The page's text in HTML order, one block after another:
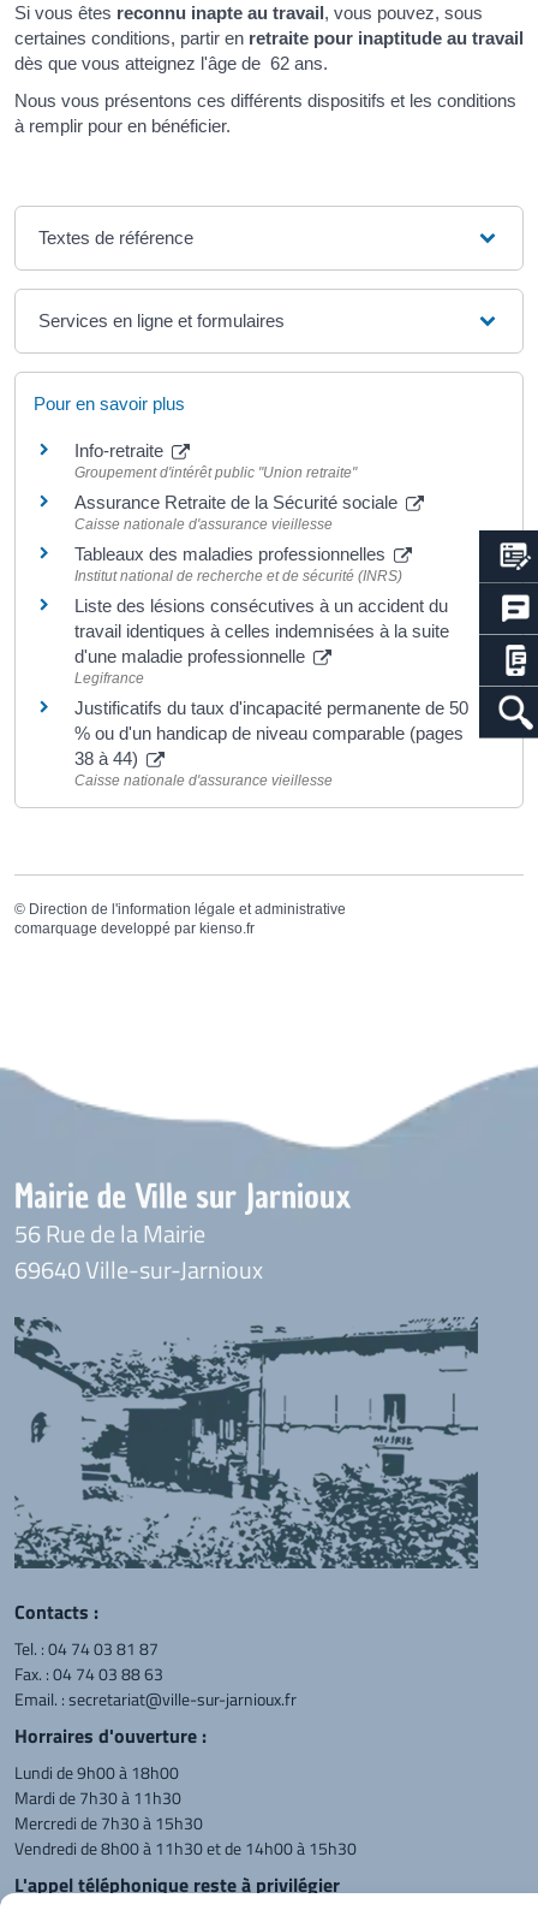
Si vous êtes reconnu inapte au travail, vous pouvez, sous
certaines conditions, partir en retraite pour inaptitude au travail
dès que vous atteignez l'âge de 62 ans.
Nous vous présentons ces différents dispositifs et les conditions
à remplir pour en bénéficier.
Textes de référence
Services en ligne et formulaires
Pour en savoir plus
Info-retraite
Groupement d'intérêt public "Union retraite"
Assurance Retraite de la Sécurité sociale
Caisse nationale d'assurance vieillesse
Tableaux des maladies professionnelles
Institut national de recherche et de sécurité (INRS)
Liste des lésions consécutives à un accident du
travail identiques à celles indemnisées à la suite
d'une maladie professionnelle
Legifrance
Justificatifs du taux d'incapacité permanente de 50
% ou d'un handicap de niveau comparable (pages
38 à 44)
Caisse nationale d'assurance vieillesse
© Direction de l'information légale et administrative
comarquage developpé par kienso.fr
Mairie de Ville sur Jarnioux
56 Rue de la Mairie
69640 Ville-sur-Jarnioux
Contacts :
Tel. :04 74 03 81 87
Fax. : 04 74 03 88 63
Email. :secretariat@ville-sur-jarnioux.fr
Horraires d'ouverture :
Lundi de 9h00 à 18h00
Mardi de 7h30 à 11h30
Mercredi de 7h30 à 15h30
Vendredi de 8h00 à 11h30 et de 14h00 à 15h30
L'appel téléphonique reste à privilégier